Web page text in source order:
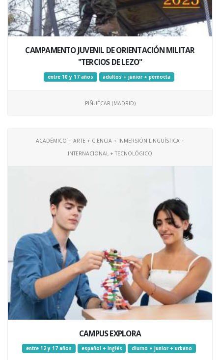
CAMPAMENTO JUVENIL DE ORIENTACIÓN MILITAR
"TERCIOS DE LEZO"
entre 10 y 17 años adultos + junior + pernocta
PIÑUÉCAR (MADRID)
ACADÉMICO + ARTE + CIENCIA + INMERSIÓN LINGÜÍSTICA +
INTERNACIONAL + TECNOLÓGICO
CAMPUS EXPLORA
entre 12 y 17 años español + inglés diurno + junior + urbano